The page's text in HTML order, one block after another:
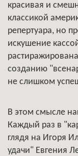
красивая и
классикой
репертуара, но
искушение
созданию
не слишком
В этом смысле
Каждый раз в
глядя на Игоря
удачи" Евгения